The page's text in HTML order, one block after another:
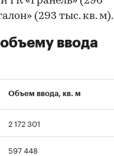
(293 тыс. кв. м).
ввода
Объем ввода, кв. м
2 172 301
597 448